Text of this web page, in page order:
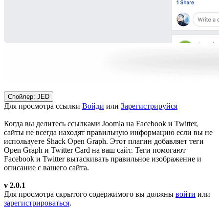
Спойлер: JED
Для просмотра ссылки Войди или Зарегистрируйся
Когда вы делитесь ссылками Joomla на Facebook и Twitter,
сайты не всегда находят правильную информацию если вы не
используете Shack Open Graph. Этот плагин добавляет теги
Open Graph и Twitter Card на ваш сайт. Теги помогают
Facebook и Twitter вытаскивать правильное изображение и
описание с вашего сайта.
v 2.0.1
Для просмотра скрытого содержимого вы должны войти или
зарегистрироваться.